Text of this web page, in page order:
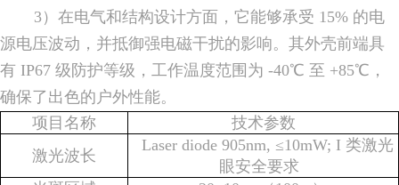
3）在电气和结构设计方面，它能够承受 15% 的电
源电压波动，并抵御强电磁干扰的影响。其外壳前端具
有 IP67 级防护等级，工作温度范围为 -40℃ 至 +85℃，
确保了出色的户外性能。
项目名称
技术参数
激光波长
Laser diode 905nm, ≤10mW; I 类激光
眼安全要求